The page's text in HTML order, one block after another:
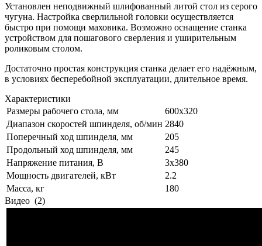
Установлен неподвижный шлифованный литой стол из серого
чугуна. Настройка сверлильной головки осуществляется
быстро при помощи маховика. Возможно оснащение станка
устройством для пошагового сверления и уширительным
роликовым столом.
Достаточно простая конструкция станка делает его надёжным,
в условиях бесперебойной эксплуатации, длительное время.
Характеристики
Размеры рабочего стола, мм
600х320
Диапазон скоростей шпинделя, об/мин 2840
Поперечный ход шпинделя, мм
205
Продольный ход шпинделя, мм
245
Напряжение питания, В
3x380
Мощность двигателей, кВт
2.2
Масса, кг
180
Видео (2)